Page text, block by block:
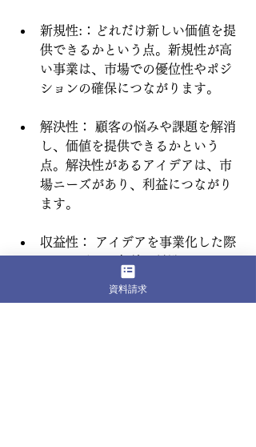
新規性:：どれだけ新しい価値を提
供できるかという点。新規性が高
い事業は、市場での優位性やポジ
ションの確保につながります。
解決性： 顧客の悩みや課題を解消
し、価値を提供できるかという
点。解決性があるアイデアは、市
場ニーズがあり、利益につながり
ます。
収益性： アイデアを事業化した際
にどれだけの収益が見込めるかと
いう点。事業を継続するために
は、収益性の確保が不可欠です。
資料請求